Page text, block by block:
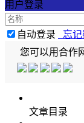
用户登录
自动登录 忘记
您可以用合作
文章目录